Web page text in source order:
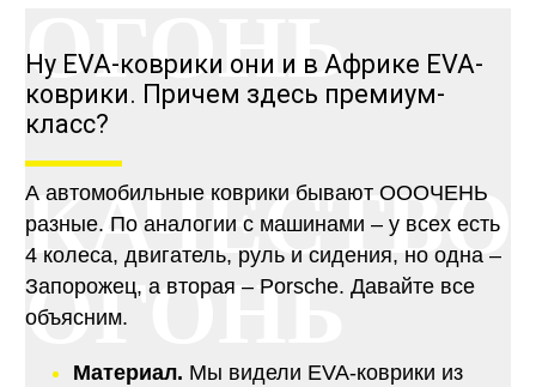
ОГОНЬ
КАЧЕСТВО
ОГОНЬ
Ну EVA-коврики они и в Африке EVA-
коврики. Причем здесь премиум-
класс?
А автомобильные коврики бывают ОООЧЕНЬ
разные. По аналогии с машинами – у всех есть
4 колеса, двигатель, руль и сидения, но одна –
Запорожец, а вторая – Porsche. Давайте все
объясним.
Материал. Мы видели EVA-коврики из